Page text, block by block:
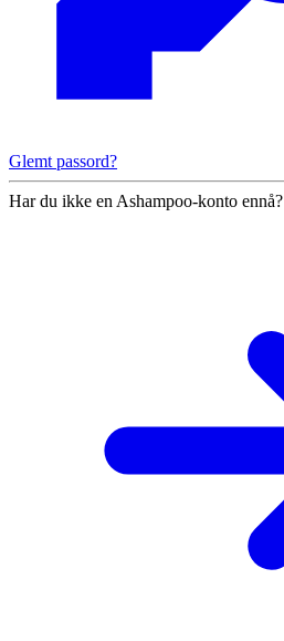
Glemt passord?
Har du ikke en Ashampoo-konto ennå?